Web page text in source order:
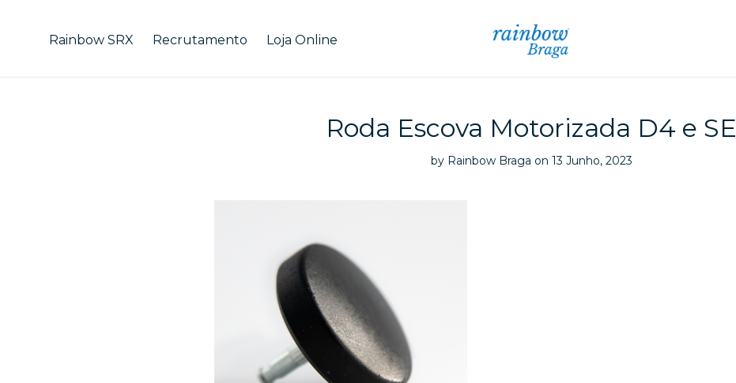
Rainbow SRX Recrutamento Loja Online
Roda Escova Motorizada D4 e SE
by Rainbow Braga on 13 Junho, 2023